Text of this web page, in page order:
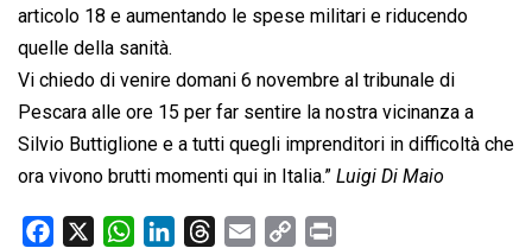
articolo 18 e aumentando le spese militari e riducendo
quelle della sanità.
Vi chiedo di venire domani 6 novembre al tribunale di
Pescara alle ore 15 per far sentire la nostra vicinanza a
Silvio Buttiglione e a tutti quegli imprenditori in difficoltà che
ora vivono brutti momenti qui in Italia.” Luigi Di Maio
W